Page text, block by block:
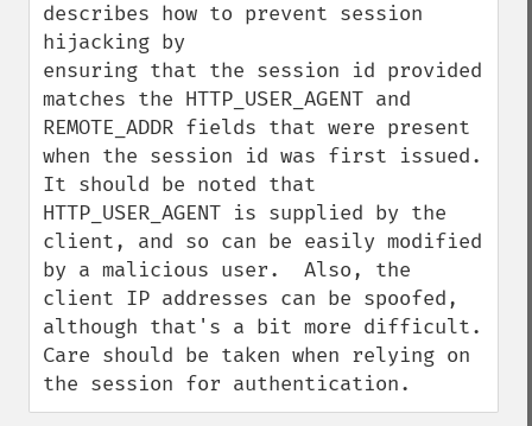
describes how to prevent session
hijacking by
ensuring that the session id provided
matches the HTTP_USER_AGENT and
REMOTE_ADDR fields that were present
when the session id was first issued.
It should be noted that
HTTP_USER_AGENT is supplied by the
client, and so can be easily modified
by a malicious user.  Also, the
client IP addresses can be spoofed,
although that's a bit more difficult.
Care should be taken when relying on
the session for authentication.